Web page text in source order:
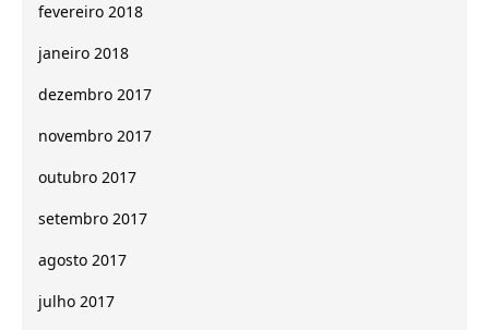
fevereiro 2018
janeiro 2018
dezembro 2017
novembro 2017
outubro 2017
setembro 2017
agosto 2017
julho 2017